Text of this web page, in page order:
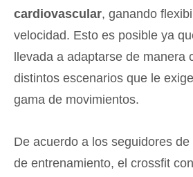
cardiovascular, ganando
velocidad. Esto es posible ya
llevada a adaptarse de manera
distintos escenarios que le
gama de movimientos.
De acuerdo a los seguidores
de entrenamiento, el crossfit